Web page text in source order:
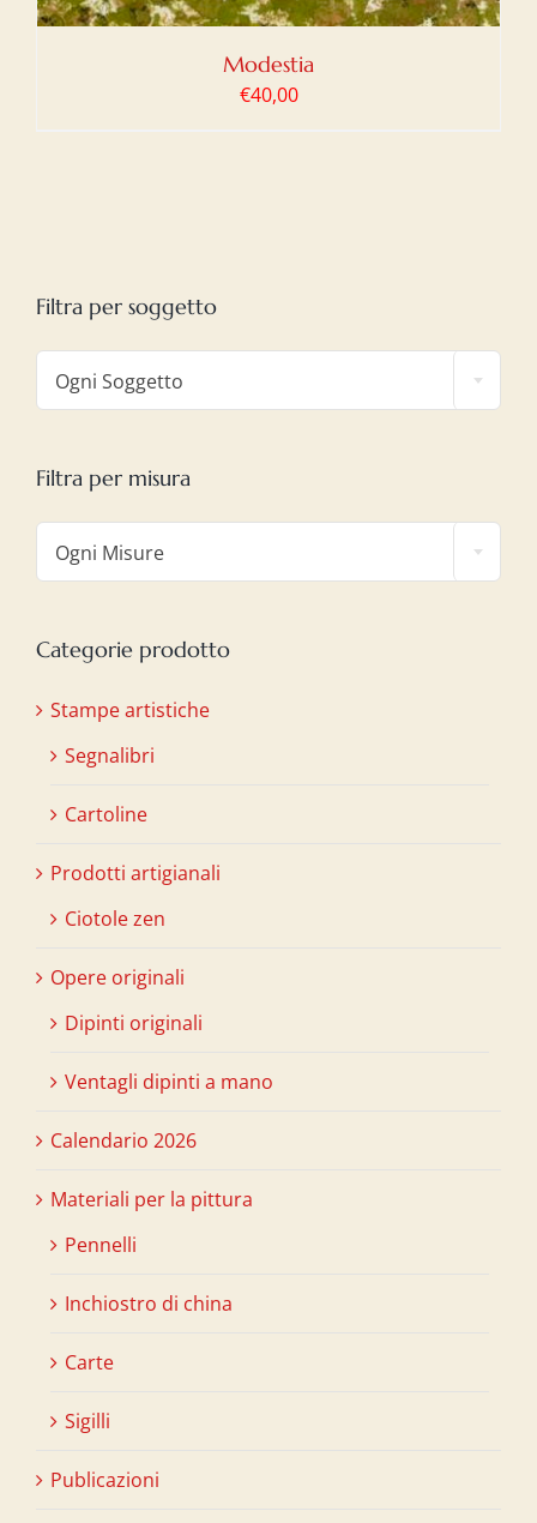
Modestia
€40,00
Filtra per soggetto
Ogni Soggetto
Filtra per misura
Ogni Misure
Categorie prodotto
Stampe artistiche
Segnalibri
Cartoline
Prodotti artigianali
Ciotole zen
Opere originali
Dipinti originali
Ventagli dipinti a mano
Calendario 2026
Materiali per la pittura
Pennelli
Inchiostro di china
Carte
Sigilli
Publicazioni